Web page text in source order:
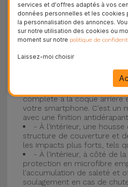
silicone
Nos coques en silicone pour
construction robuste et de
construction à trois couches,
maximum les accidents et
- Une première couche
donne de la couleur et une
complète à la coque arrière
votre smartphone. C'est un
avec une finition
- À l'intérieur, une housse
structure de couverture et
les impacts plus forts, tels
- À l'intérieur, à côté de
protection en microfibre
l'accumulation de saleté et
soulagement en cas de
services et d'offres adaptés à vos
données personnelles et les cookies
la personnalisation des annonces.
sur notre utilisation des cookies ou
moment sur notre politique de
Laissez-moi choisir